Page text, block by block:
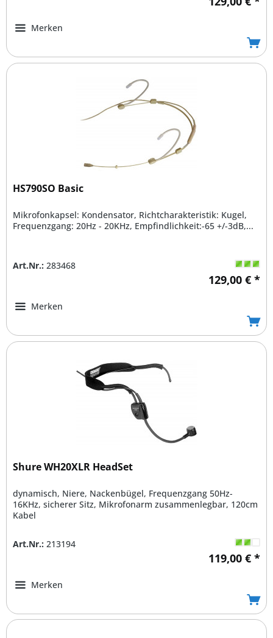
Merken
HS790SO Basic
Mikrofonkapsel: Kondensator, Richtcharakteristik: Kugel,
Frequenzgang: 20Hz - 20KHz, Empfindlichkeit:-65 +/-3dB,...
Art.Nr.: 283468
129,00 € *
Merken
Shure WH20XLR HeadSet
dynamisch, Niere, Nackenbügel, Frequenzgang 50Hz-
16KHz, sicherer Sitz, Mikrofonarm zusammenlegbar, 120cm
Kabel
Art.Nr.: 213194
119,00 € *
Merken